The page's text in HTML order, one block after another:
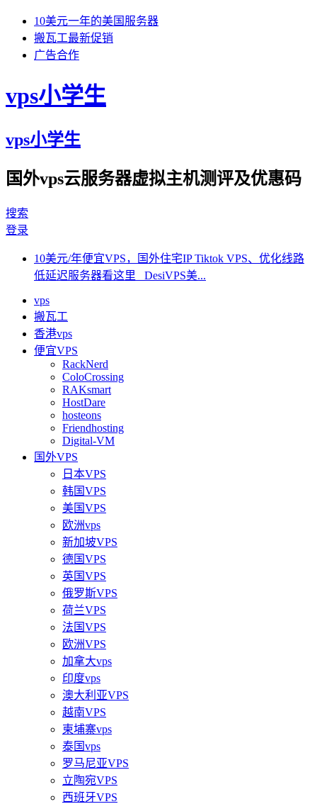
10美元一年的美国服务器
搬瓦工最新促销
广告合作
vps小学生
vps小学生
国外vps云服务器虚拟主机测评及优惠码
搜索
登录
10美元/年便宜VPS，国外住宅IP Tiktok VPS、优化线路
低延迟服务器看这里 DesiVPS美...
vps
搬瓦工
香港vps
便宜VPS
RackNerd
ColoCrossing
RAKsmart
HostDare
hosteons
Friendhosting
Digital-VM
国外VPS
日本VPS
韩国VPS
美国VPS
欧洲vps
新加坡VPS
德国VPS
英国VPS
俄罗斯VPS
荷兰VPS
法国VPS
欧洲VPS
加拿大vps
印度vps
澳大利亚VPS
越南VPS
柬埔寨vps
泰国vps
罗马尼亚VPS
立陶宛VPS
西班牙VPS